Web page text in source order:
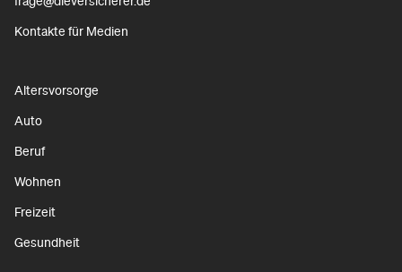
Kontakte für Medien
Altersvorsorge
Auto
Beruf
Wohnen
Freizeit
Gesundheit